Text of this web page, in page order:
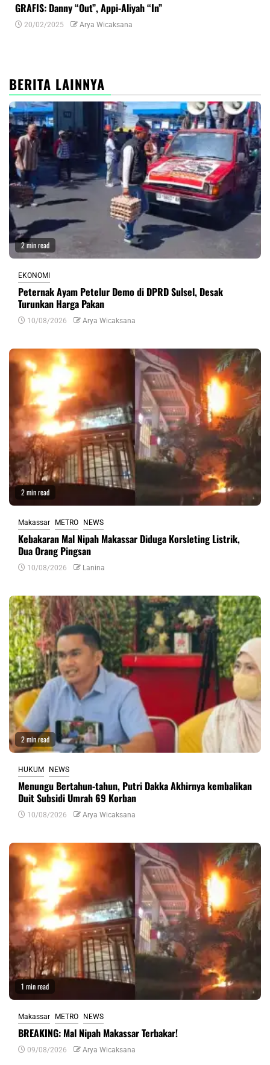
GRAFIS: Danny “Out”, Appi-Aliyah “In”
20/02/2025 Arya Wicaksana
BERITA LAINNYA
2 min read
EKONOMI
Peternak Ayam Petelur Demo di DPRD Sulsel, Desak
Turunkan Harga Pakan
10/08/2026 Arya Wicaksana
2 min read
Makassar METRO NEWS
Kebakaran Mal Nipah Makassar Diduga Korsleting Listrik,
Dua Orang Pingsan
10/08/2026 Lanina
2 min read
HUKUM NEWS
Menungu Bertahun-tahun, Putri Dakka Akhirnya kembalikan
Duit Subsidi Umrah 69 Korban
10/08/2026 Arya Wicaksana
1 min read
Makassar METRO NEWS
BREAKING: Mal Nipah Makassar Terbakar!
09/08/2026 Arya Wicaksana